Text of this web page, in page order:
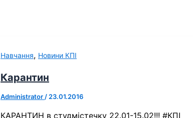
Навчання, Новини КПІ
Карантин
Administrator/23.01.2016
КАРАНТИН в студмістечку 22.01-15.02!!! #КПІ